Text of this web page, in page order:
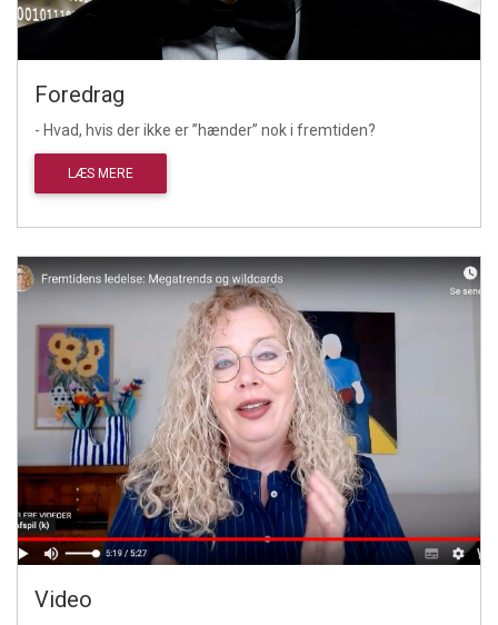
Foredrag
- Hvad, hvis der ikke er ”hænder” nok i fremtiden?
LÆS MERE
Video